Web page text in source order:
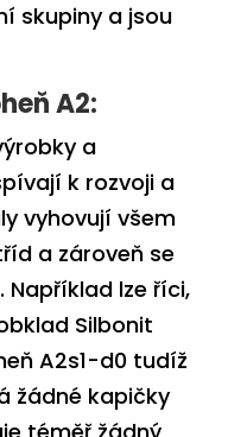
skupiny a jsou
A2:
a
k rozvoji a
vyhovují všem
a zároveň se
Například lze říci,
Silbonit
A2s1-d0 tudíž
žádné kapičky